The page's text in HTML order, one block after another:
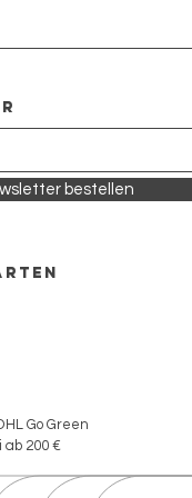
bestellen
Go Green
ab 200 €